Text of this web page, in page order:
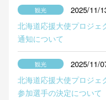
2025/11/
北海道応援大使プロジェ
通知について
2025/11/
北海道応援大使プロジェ
参加選手の決定について